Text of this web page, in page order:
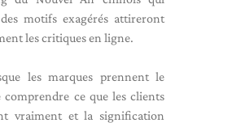
motifs exagérés attireront
les critiques en ligne.
les marques prennent le
comprendre ce que les clients
vraiment et la signification